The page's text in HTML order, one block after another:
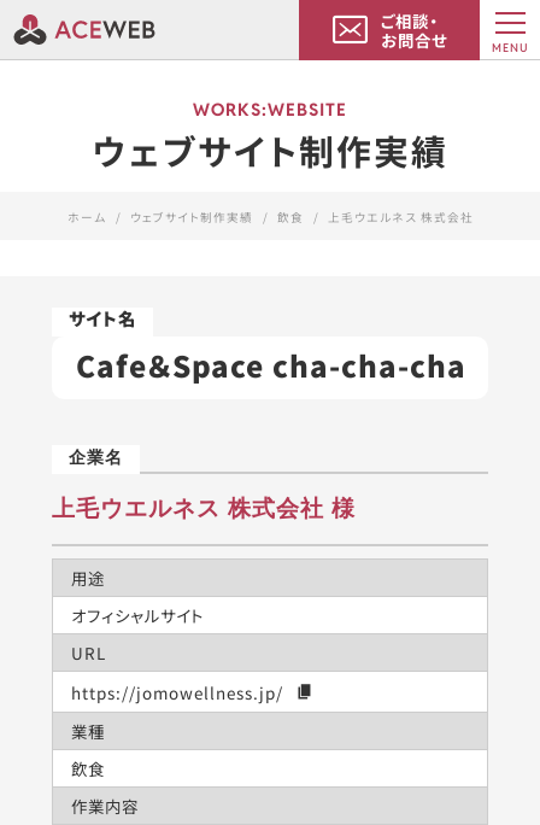
ご相談・
お問合せ
MENU
WORKS:WEBSITE
ウェブサイト制作実績
ホーム ウェブサイト制作実績 飲食 上毛ウエルネス 株式会社
Cafe＆Space cha-cha-cha
上毛ウエルネス 株式会社 様
用途
オフィシャルサイト
URL
https://jomowellness.jp/
業種
飲食
作業内容